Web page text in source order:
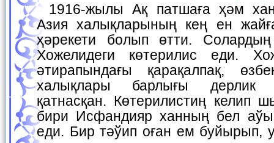
1916-жылы Ақ патшаға ҳәм ханларға қарсы Орта
Азия халықларының кең ен
ҳәрекети болып өтти.
Хожелидеги көтерилис еди.
әтирапындағы қарақалпақ,
халықлары барлығы дерлик
қатнасқан. Көтерилистиң келип
бири Исфандияр ханның бел
еди. Бир тәўип оған ем буйырып,